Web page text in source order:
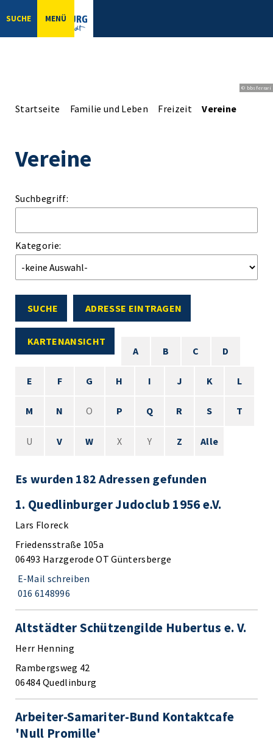
SUCHE MENÜ
© bbsferrari
Startseite Familie und Leben Freizeit Vereine
Vereine
Suchbegriff:
Kategorie:
SUCHE ADRESSE EINTRAGEN
KARTENANSICHT
A
B C D
E F G H I J K L
M N O P Q R S T
U V W X Y Z Alle
Es wurden 182 Adressen gefunden
1. Quedlinburger Judoclub 1956 e.V.
Lars Floreck
Friedensstraße 105a
06493 Harzgerode OT Güntersberge
E-Mail schreiben
016 6148996
Altstädter Schützengilde Hubertus e. V.
Herr Henning
Rambergsweg 42
06484 Quedlinburg
Arbeiter-Samariter-Bund Kontaktcafe
'Null Promille'